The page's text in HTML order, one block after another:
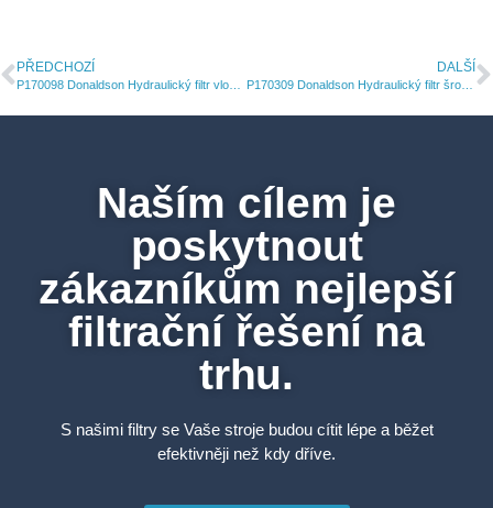
PŘEDCHOZÍ DALŠÍ
P170309 Donaldson Hydraulický filtr šroubovací DuraMax
Naším cílem je
poskytnout
zákazníkům nejlepší
filtrační řešení na
trhu.
S našimi filtry se Vaše stroje budou cítit lépe a běžet
efektivněji než kdy dříve.